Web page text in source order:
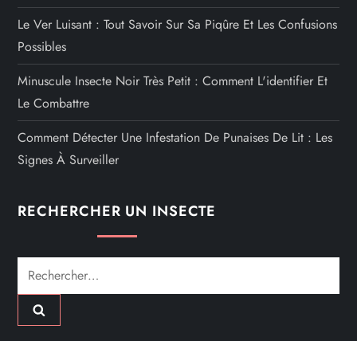
Le Ver Luisant : Tout Savoir Sur Sa Piqûre Et Les Confusions
Possibles
Minuscule Insecte Noir Très Petit : Comment L'identifier Et
Le Combattre
Comment Détecter Une Infestation De Punaises De Lit : Les
Signes À Surveiller
RECHERCHER UN INSECTE
Rechercher :